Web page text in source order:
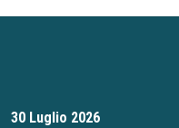
30 Luglio 2026